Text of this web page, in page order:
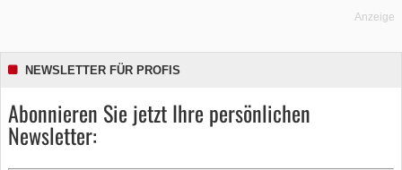
Anzeige
NEWSLETTER FÜR PROFIS
Abonnieren Sie jetzt Ihre persönlichen
Newsletter: